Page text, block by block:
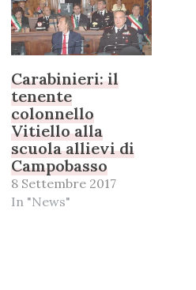
Carabinieri: il
tenente
colonnello
Vitiello alla
scuola allievi di
Campobasso
8 Settembre 2017
In "News"